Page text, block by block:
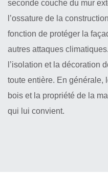
seconde couche du mur
l’ossature de la
fonction de protéger la
autres attaques
l’isolation et la décoration
toute entière. En générale,
bois et la propriété de la
qui lui convient.